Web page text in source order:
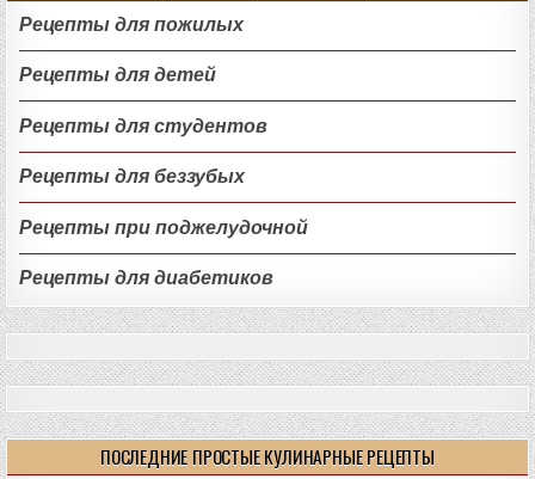
Рецепты для пожилых
Рецепты для детей
Рецепты для студентов
Рецепты для беззубых
Рецепты при поджелудочной
Рецепты для диабетиков
ПОСЛЕДНИЕ ПРОСТЫЕ КУЛИНАРНЫЕ РЕЦЕПТЫ